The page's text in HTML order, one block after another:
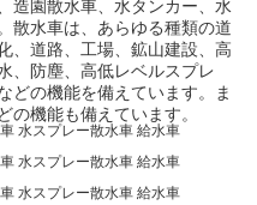
造園散水車、水タンカー、水
散水車は、あらゆる種類の道
、道路、工場、鉱山建設、高
、防塵、高低レベルスプレ
どの機能を備えています。ま
の機能も備えています。